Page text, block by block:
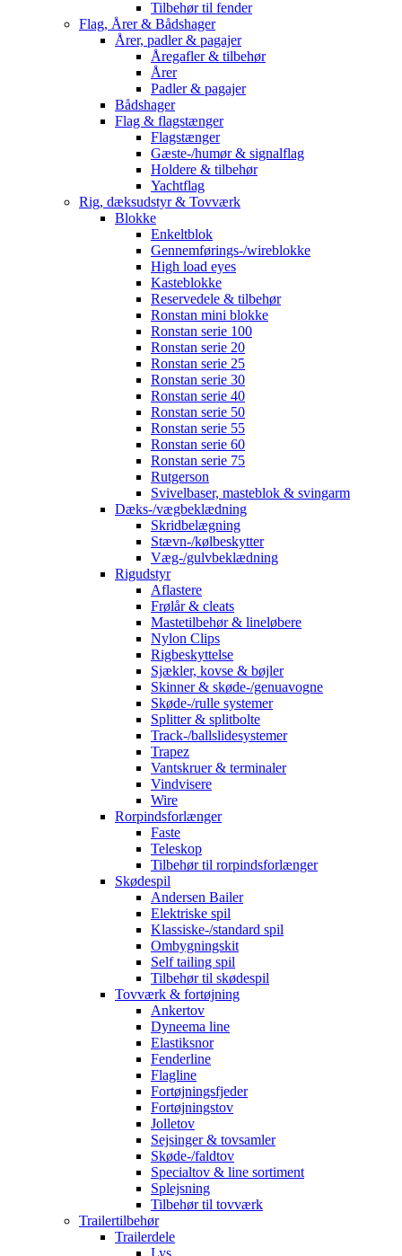
Tilbehør til fender
Flag, Årer & Bådshager
Årer, padler & pagajer
Åregafler & tilbehør
Årer
Padler & pagajer
Bådshager
Flag & flagstænger
Flagstænger
Gæste-/humør & signalflag
Holdere & tilbehør
Yachtflag
Rig, dæksudstyr & Tovværk
Blokke
Enkeltblok
Gennemførings-/wireblokke
High load eyes
Kasteblokke
Reservedele & tilbehør
Ronstan mini blokke
Ronstan serie 100
Ronstan serie 20
Ronstan serie 25
Ronstan serie 30
Ronstan serie 40
Ronstan serie 50
Ronstan serie 55
Ronstan serie 60
Ronstan serie 75
Rutgerson
Svivelbaser, masteblok & svingarm
Dæks-/vægbeklædning
Skridbelægning
Stævn-/kølbeskytter
Væg-/gulvbeklædning
Rigudstyr
Aflastere
Frølår & cleats
Mastetilbehør & lineløbere
Nylon Clips
Rigbeskyttelse
Sjækler, kovse & bøjler
Skinner & skøde-/genuavogne
Skøde-/rulle systemer
Splitter & splitbolte
Track-/ballslidesystemer
Trapez
Vantskruer & terminaler
Vindvisere
Wire
Rorpindsforlænger
Faste
Teleskop
Tilbehør til rorpindsforlænger
Skødespil
Andersen Bailer
Elektriske spil
Klassiske-/standard spil
Ombygningskit
Self tailing spil
Tilbehør til skødespil
Tovværk & fortøjning
Ankertov
Dyneema line
Elastiksnor
Fenderline
Flagline
Fortøjningsfjeder
Fortøjningstov
Jolletov
Sejsinger & tovsamler
Skøde-/faldtov
Specialtov & line sortiment
Splejsning
Tilbehør til tovværk
Trailertilbehør
Trailerdele